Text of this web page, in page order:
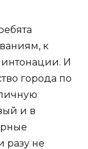
к
И
города по
и в
разу не